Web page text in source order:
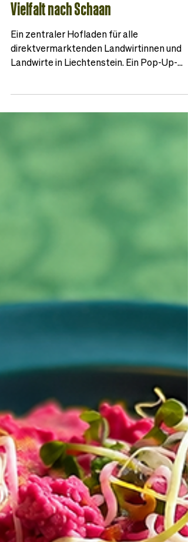
Feldfreunde
Frisch aus dem «Buura Lada»: Neues
Pilotprojekt bringt Liechtensteins
Ein zentraler Hofladen für alle